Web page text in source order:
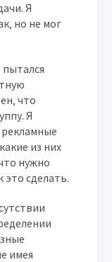
Я
но не мог
что
Я
из них
нужно
это сделать.
имея